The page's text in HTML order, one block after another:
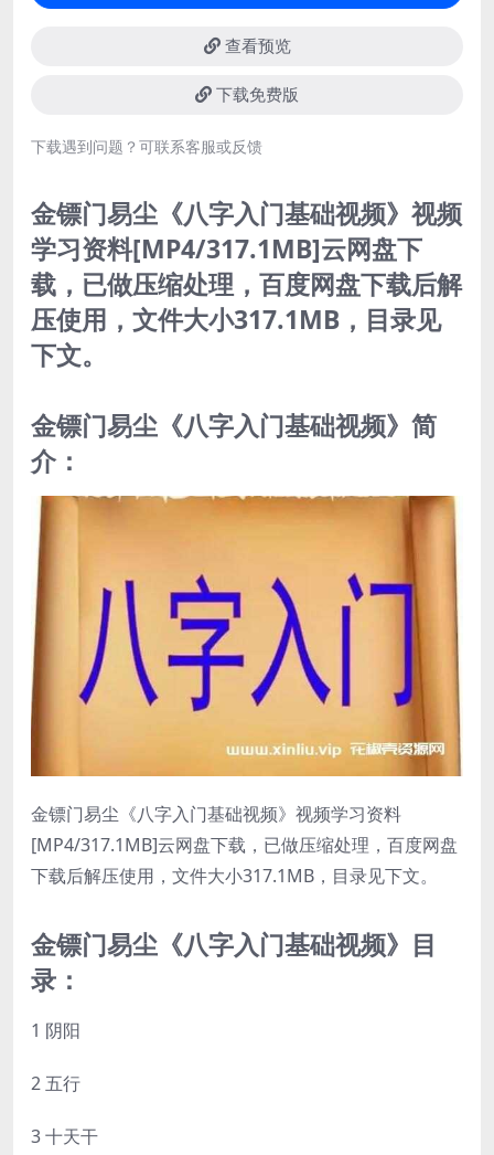
查看预览
下载免费版
下载遇到问题？可联系客服或反馈
金镖门易尘《八字入门基础视频》视频
学习资料[MP4/317.1MB]云网盘下
载，已做压缩处理，百度网盘下载后解
压使用，文件大小317.1MB，目录见
下文。
金镖门易尘《八字入门基础视频》简
介：
金镖门易尘《八字入门基础视频》视频学习资料
[MP4/317.1MB]云网盘下载，已做压缩处理，百度网盘
下载后解压使用，文件大小317.1MB，目录见下文。
金镖门易尘《八字入门基础视频》目
录：
1 阴阳
2 五行
3 十天干